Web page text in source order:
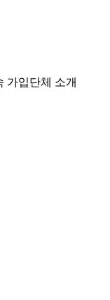
가입단체 소개